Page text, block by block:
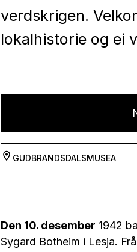
verdskrigen.
lokalhistorie og ei
GUDBRANDSDALSMUSEA
Den 10. desember 1942
Sygard Botheim i Lesja.